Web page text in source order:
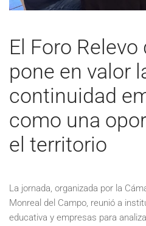
El Foro
pone en valor
continuidad
como una
el territorio
La jornada, organizada por la
Monreal del Campo, reunió a
educativa y empresas para